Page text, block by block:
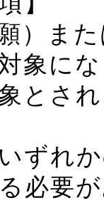
）ま
象に
とさ
ずれ
必要